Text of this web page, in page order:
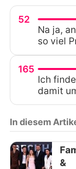
52
Na ja,
so viel
165
Ich
damit
In diesem
&